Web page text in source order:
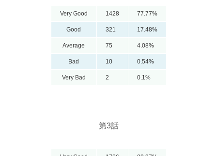
Very Good 1428 77.77%
Good 321 17.48%
Average 75 4.08%
Bad 10 0.54%
Very Bad 2 0.1%
第3話